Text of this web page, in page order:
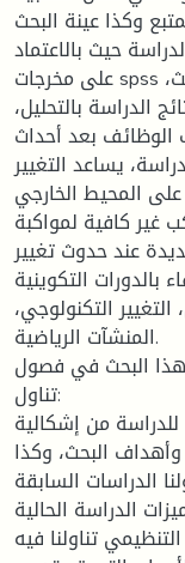
وكذا عينة البحث
حيث بالاعتماد
على مخرجات spss كانت توفرت الشروط لاستعمالها في البحث،
الدراسة بالتحليل،
الوظائف بعد أحداث
يساعد التغيير
المحيط الخارجي
غير كافية لمواكبة
عند حدوث تغيير
التكوينية .
التكنولوجي،
المنشآت الرياضية.
البحث في فصول:
تناول:
للدراسة من إشكالية
البحث، وكذا
الدراسات السابقة
الدراسة الحالية.
تناولنا فيه